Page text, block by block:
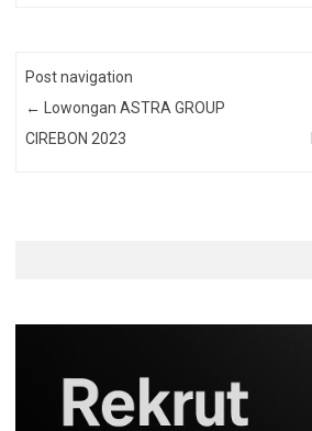
Post navigation
←
Lowongan ASTRA GROUP
CIREBON 2023